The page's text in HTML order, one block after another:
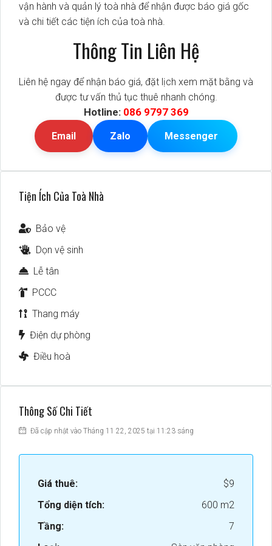
vận hành và quản lý toà nhà để nhận được báo giá gốc
và chi tiết các tiện ích của toà nhà.
Thông Tin Liên Hệ
Liên hệ ngay để nhận báo giá, đặt lịch xem mặt bằng và
được tư vấn thủ tục thuê nhanh chóng.
Hotline: 086 9797 369
Email Zalo Messenger
Tiện Ích Của Toà Nhà
Bảo vệ
Dọn vệ sinh
Lễ tân
PCCC
Thang máy
Điện dự phòng
Điều hoà
Thông Số Chi Tiết
Đã cập nhật vào Tháng 11 22, 2025 tại 11:23 sáng
Giá thuê:
$9
Tổng diện tích:
600 m2
Tầng:
7